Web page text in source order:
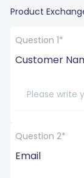
Product
Question 1*
Customer
Question 2*
Email